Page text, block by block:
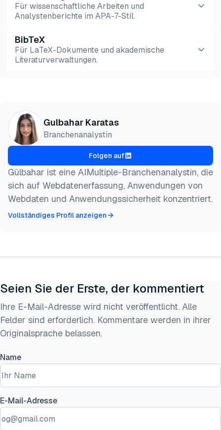
Für wissenschaftliche Arbeiten und
Analystenberichte im APA-7-Stil.
Vorschau HTML
BibTeX
Für LaTeX-Dokumente und akademische
Literaturverwaltungen.
@misc{karatas2026,
  author = {Karatas, Gulbahar},
title  = {{Die besten Web Scraping-Tools im
  year   = {2026},
howpublished    = {\url{https://aimultiple.com/
note   = {AIMultiple. Abgerufen am 24. Juli
}
Gulbahar Karatas
Branchenanalystin
Folgen auf
Gülbahar ist eine AIMultiple-Branchenanalystin, die
sich auf Webdatenerfassung, Anwendungen von
Webdaten und Anwendungssicherheit konzentriert.
Vollständiges Profil anzeigen
Seien Sie der Erste, der kommentiert
Ihre E-Mail-Adresse wird nicht veröffentlicht. Alle
Felder sind erforderlich. Kommentare werden in ihrer
Originalsprache belassen.
Name
E-Mail-Adresse